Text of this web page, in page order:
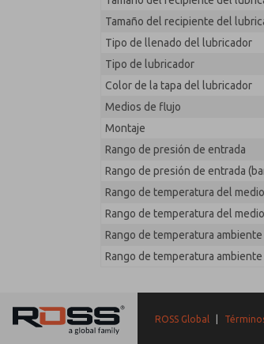
Tamaño del recipiente del
Tipo de llenado del lubricador
Tipo de lubricador
Color de la tapa del lubricador
Medios de flujo
Montaje
Rango de presión de entrada
Rango de presión de entrada
Rango de temperatura del medio
Rango de temperatura del
Rango de temperatura ambiente
Rango de temperatura ambiente
ROSS Global